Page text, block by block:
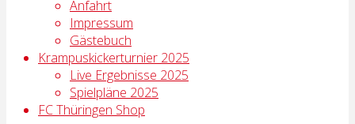
Anfahrt
Impressum
Gästebuch
Krampuskickerturnier 2025
Live Ergebnisse 2025
Spielpläne 2025
FC Thüringen Shop